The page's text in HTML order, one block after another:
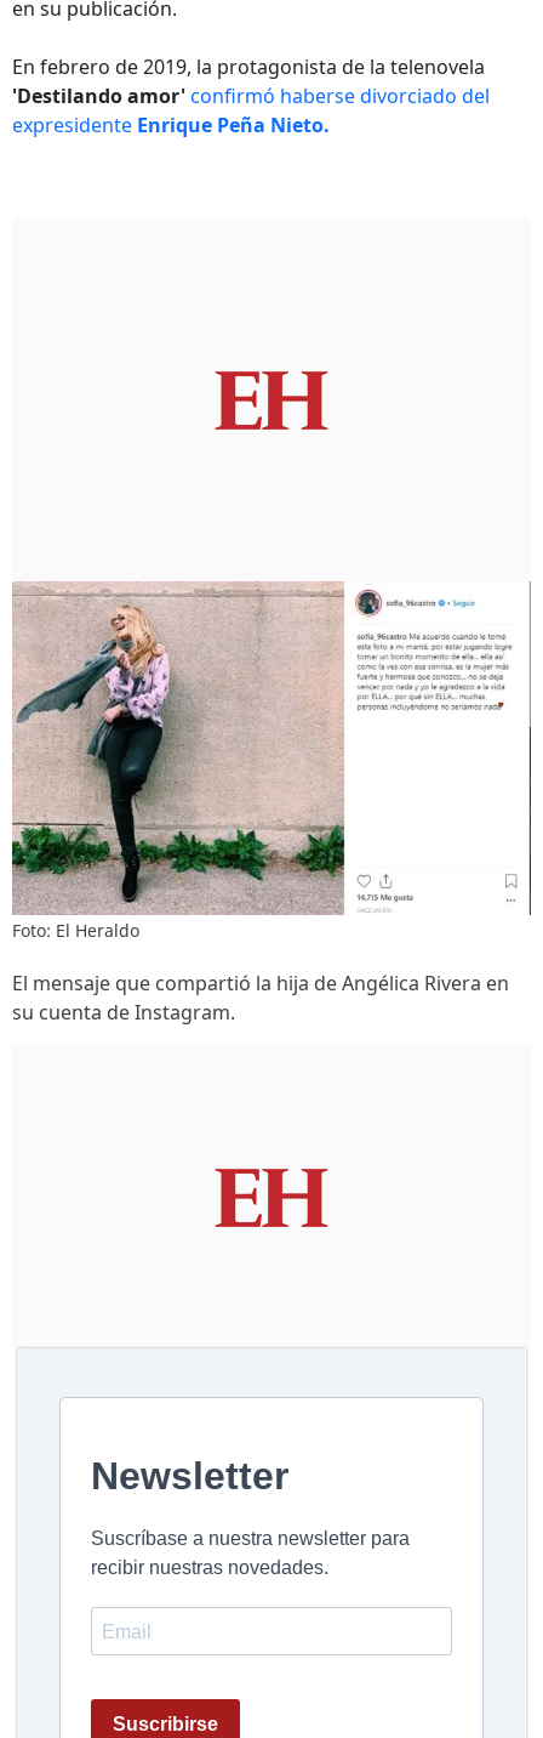
en su publicación.
En febrero de 2019, la protagonista de la telenovela
'Destilando amor'confirmó haberse divorciado del
expresidente Enrique Peña Nieto.
Foto: El Heraldo
El mensaje que compartió la hija de Angélica Rivera en
su cuenta de Instagram.